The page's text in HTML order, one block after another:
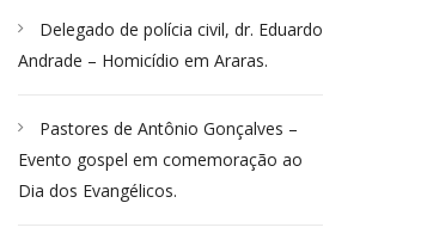
Delegado de polícia civil, dr. Eduardo
Andrade – Homicídio em Araras.
Pastores de Antônio Gonçalves –
Evento gospel em comemoração ao
Dia dos Evangélicos.